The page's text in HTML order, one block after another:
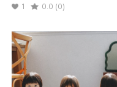
1 0.0 (0)